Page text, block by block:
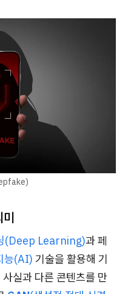
(Deep Learning)과 페
능(AI) 기술을 활용해 기
실과 다른 콘텐츠를 만